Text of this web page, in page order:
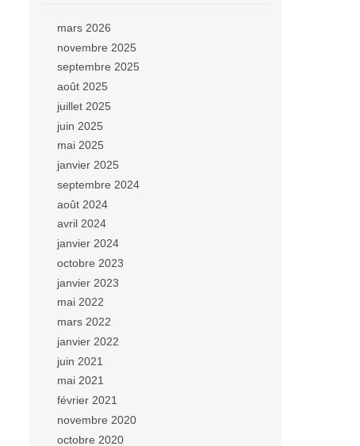
mars 2026
novembre 2025
septembre 2025
août 2025
juillet 2025
juin 2025
mai 2025
janvier 2025
septembre 2024
août 2024
avril 2024
janvier 2024
octobre 2023
janvier 2023
mai 2022
mars 2022
janvier 2022
juin 2021
mai 2021
février 2021
novembre 2020
octobre 2020